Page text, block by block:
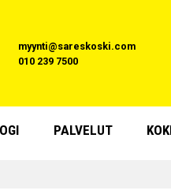
myynti@sareskoski.com
010 239 7500
PALVELUT